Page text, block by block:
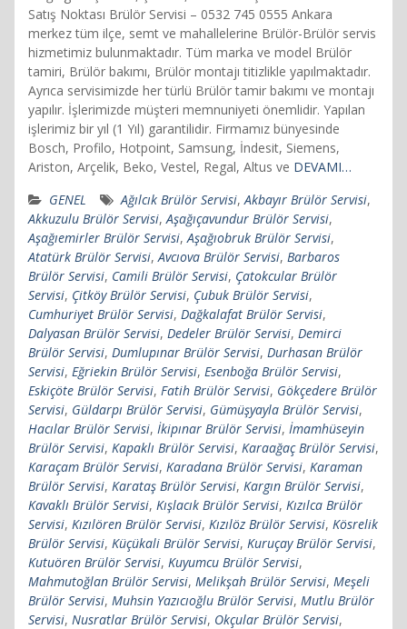
Satış Noktası Brülör Servisi – 0532 745 0555 Ankara
merkez tüm ilçe, semt ve mahallelerine Brülör-Brülör servis
hizmetimiz bulunmaktadır. Tüm marka ve model Brülör
tamiri, Brülör bakımı, Brülör montajı titizlikle yapılmaktadır.
Ayrıca servisimizde her türlü Brülör tamir bakımı ve montajı
yapılır. İşlerimizde müşteri memnuniyeti önemlidir. Yapılan
işlerimiz bir yıl (1 Yıl) garantilidir. Firmamız bünyesinde
Bosch, Profilo, Hotpoint, Samsung, İndesit, Siemens,
Ariston, Arçelik, Beko, Vestel, Regal, Altus ve DEVAMI…
GENEL
Ağılcık Brülör Servisi,Akbayır Brülör Servisi,
Akkuzulu Brülör Servisi,Aşağıçavundur Brülör Servisi,
Aşağıemirler Brülör Servisi,Aşağıobruk Brülör Servisi,
Atatürk Brülör Servisi,Avcıova Brülör Servisi, Barbaros
Brülör Servisi, Camili Brülör Servisi, Çatokcular Brülör
Servisi, Çitköy Brülör Servisi, Çubuk Brülör Servisi,
Cumhuriyet Brülör Servisi, Dağkalafat Brülör Servisi,
Dalyasan Brülör Servisi, Dedeler Brülör Servisi, Demirci
Brülör Servisi, Dumlupınar Brülör Servisi, Durhasan Brülör
Servisi, Eğriekin Brülör Servisi, Esenboğa Brülör Servisi,
Eskiçöte Brülör Servisi, Fatih Brülör Servisi, Gökçedere Brülör
Servisi, Güldarpı Brülör Servisi, Gümüşyayla Brülör Servisi,
Hacılar Brülör Servisi, İkipınar Brülör Servisi, İmamhüseyin
Brülör Servisi, Kapaklı Brülör Servisi, Karaağaç Brülör Servisi,
Karaçam Brülör Servisi, Karadana Brülör Servisi, Karaman
Brülör Servisi, Karataş Brülör Servisi, Kargın Brülör Servisi,
Kavaklı Brülör Servisi, Kışlacık Brülör Servisi, Kızılca Brülör
Servisi, Kızılören Brülör Servisi, Kızılöz Brülör Servisi, Kösrelik
Brülör Servisi, Küçükali Brülör Servisi, Kuruçay Brülör Servisi,
Kutuören Brülör Servisi, Kuyumcu Brülör Servisi,
Mahmutoğlan Brülör Servisi, Melikşah Brülör Servisi, Meşeli
Brülör Servisi, Muhsin Yazıcıoğlu Brülör Servisi, Mutlu Brülör
Servisi, Nusratlar Brülör Servisi, Okçular Brülör Servisi,